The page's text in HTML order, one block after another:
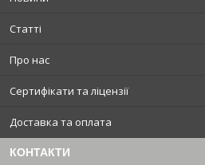
Статті
Про нас
Сертифікати та ліцензії
Доставка та оплата
КОНТАКТИ